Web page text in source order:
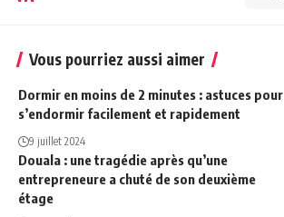
Vous pourriez aussi aimer
Dormir en moins de 2 minutes : astuces pour
s’endormir facilement et rapidement
9 juillet 2024
Douala : une tragédie après qu’une
entrepreneure a chuté de son deuxième
étage